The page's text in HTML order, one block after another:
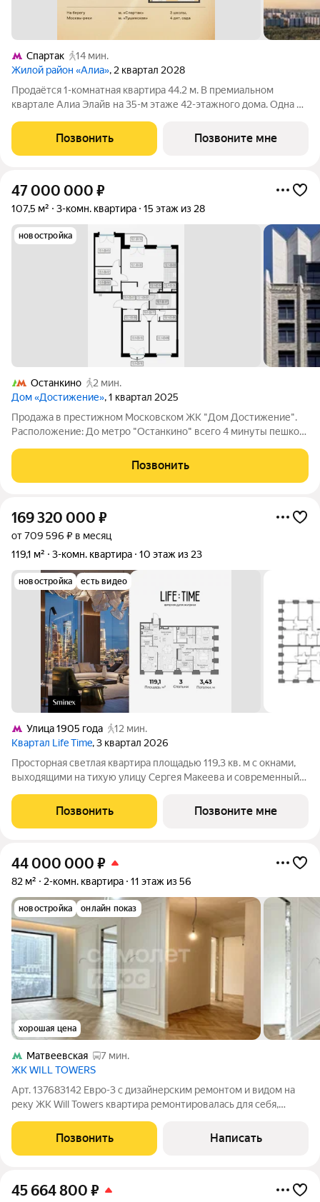
Спартак
14 мин.
Жилой район «Алиа», 2 квартал 2028
Продаётся 1-комнатная квартира 44.2 м. В премиальном
квартале Алиа Элайв на 35-м этаже 42-этажного дома. Одна из
премиальный квартал Алиа Элайв. Это две башни LIGHTHOUSE
от бюро APEX на первой
Позвонить Позвоните мне
47 000 000 ₽
107,5 м² 3-комн. квартира 15 этаж из 28
новостройка
Останкино
2 мин.
Дом «Достижение», 1 квартал 2025
Продажа в престижном Московском ЖК "Дом Достижение".
Расположение: До метро "Останкино" всего 4 минуты пешком,
пешей доступности находятся школы и детские сады. Рядом
также расположены
Позвонить
169 320 000 ₽
от 709 596 ₽ в месяц
119,1 м²
3-комн. квартира 10 этаж из 23
новостройка есть видео
Улица 1905 года
12 мин.
Квартал Life Time, 3 квартал 2026
Просторная светлая квартира площадью 119,3 кв. м с окнами,
выходящими на тихую улицу Сергея Макеева и современный
возможностью открывания настежь улучшает видовые
характеристики. Продуманная
Позвонить Позвоните мне
44 000 000 ₽
82 м² 2-комн. квартира 11 этаж из 56
новостройка онлайн показ
хорошая цена
Матвеевская
7 мин.
ЖК WILL TOWERS
Арт. 137683142 Евро-3 с дизайнерским ремонтом и видом на
реку ЖК Will Towers квартира ремонтировалась для себя,
покупкой большей площади! Межкомнатные двери и
светильники возможно подобрать
Позвонить Написать
45 664 800 ₽